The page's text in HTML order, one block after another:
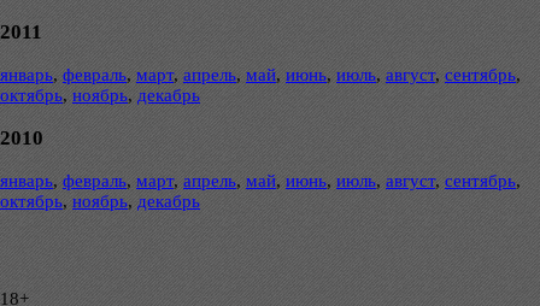
2011
январь, февраль, март, апрель, май, июнь, июль, август, сентябрь,
октябрь, ноябрь, декабрь
2010
январь, февраль, март, апрель, май, июнь, июль, август, сентябрь,
октябрь, ноябрь, декабрь
18+